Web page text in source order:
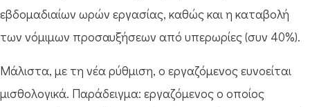
εβδομαδιαίων ωρών εργασίας, καθώς και η καταβολή
των νόμιμων προσαυξήσεων από υπερωρίες (συν 40%).
Μάλιστα, με τη νέα ρύθμιση, ο εργαζόμενος ευνοείται
μισθολογικά. Παράδειγμα: εργαζόμενος ο οποίος